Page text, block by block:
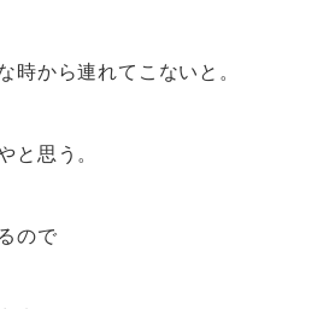
時から連れてこないと。
と思う。
ので